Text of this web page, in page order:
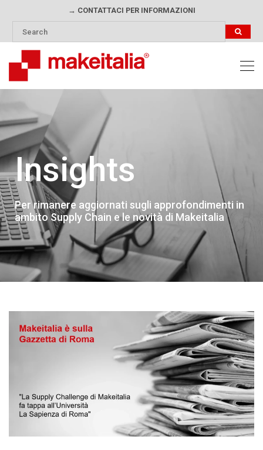
→ CONTATTACI PER INFORMAZIONI
Insights
Per rimanere aggiornati sugli approfondimenti in
ambito Supply Chain e le novità di Makeitalia